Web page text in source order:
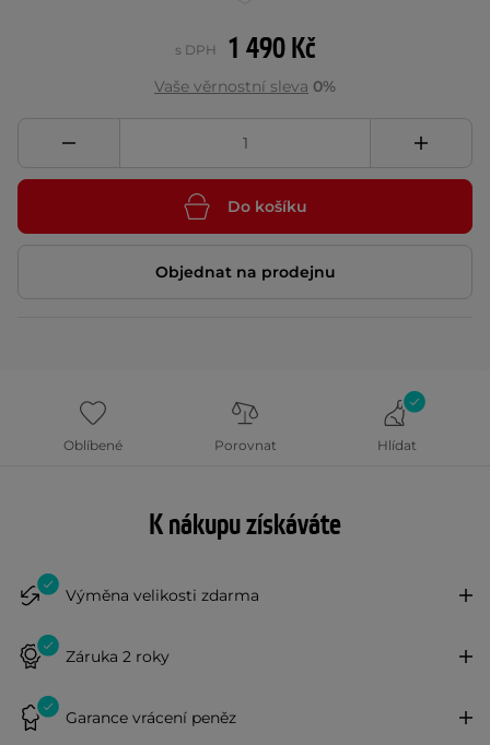
1 490 Kč
s DPH
Vaše věrnostní sleva 0%
Do košíku
Objednat na prodejnu
Oblíbené Porovnat Hlídat
K nákupu získáváte
Výměna velikosti zdarma
Záruka 2 roky
Garance vrácení peněz